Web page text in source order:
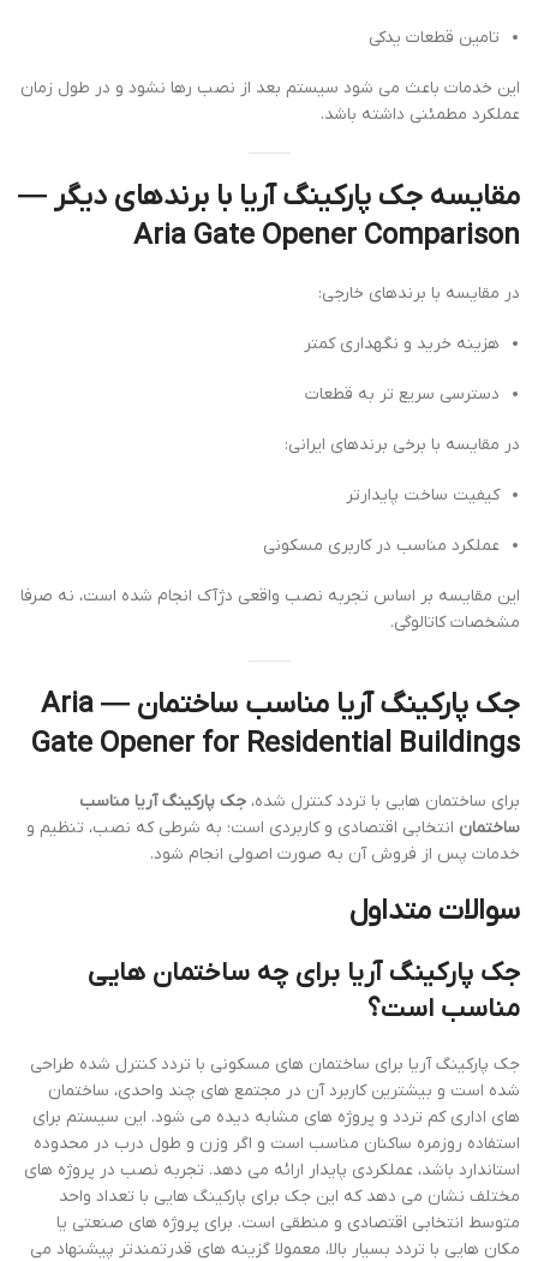
تامین قطعات یدکی
این خدمات باعث می شود سیستم بعد از نصب رها نشود و در طول زمان
عملکرد مطمئنی داشته باشد.
مقایسه جک پارکینگ آریا با برندهای دیگر —
Aria Gate Opener Comparison
در مقایسه با برندهای خارجی:
هزینه خرید و نگهداری کمتر
دسترسی سریع تر به قطعات
در مقایسه با برخی برندهای ایرانی:
کیفیت ساخت پایدارتر
عملکرد مناسب در کاربری مسکونی
این مقایسه بر اساس تجربه نصب واقعی دژآک انجام شده است، نه صرفا
مشخصات کاتالوگی.
جک پارکینگ آریا مناسب ساختمان — Aria
Gate Opener for Residential Buildings
برای ساختمان هایی با تردد کنترل شده، جک پارکینگ آریا مناسب
ساختمان انتخابی اقتصادی و کاربردی است؛ به شرطی که نصب، تنظیم و
خدمات پس از فروش آن به صورت اصولی انجام شود.
سوالات متداول
جک پارکینگ آریا برای چه ساختمان هایی
مناسب است؟
جک پارکینگ آریا برای ساختمان های مسکونی با تردد کنترل شده طراحی
شده است و بیشترین کاربرد آن در مجتمع های چند واحدی، ساختمان
های اداری کم تردد و پروژه های مشابه دیده می شود. این سیستم برای
استفاده روزمره ساکنان مناسب است و اگر وزن و طول درب در محدوده
استاندارد باشد، عملکردی پایدار ارائه می دهد. تجربه نصب در پروژه های
مختلف نشان می دهد که این جک برای پارکینگ هایی با تعداد واحد
متوسط انتخابی اقتصادی و منطقی است. برای پروژه های صنعتی یا
مکان هایی با تردد بسیار بالا، معمولا گزینه های قدرتمندتر پیشنهاد می